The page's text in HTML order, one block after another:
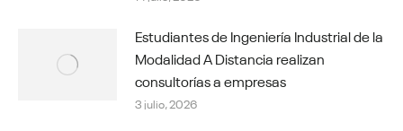
Estudiantes de Ingeniería Industrial de la
Modalidad A Distancia realizan
consultorías a empresas
3 julio, 2026